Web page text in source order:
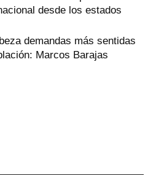
desde los estados
demandas más sentidas
Marcos Barajas